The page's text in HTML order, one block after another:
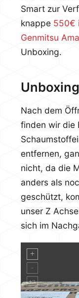
Smart zur
knappe 550€
Genmitsu
Unboxing.
Unboxing
Nach dem
finden wir die
entfernen,
nicht, da die
anders als
geschützt,
unser Z
sich im